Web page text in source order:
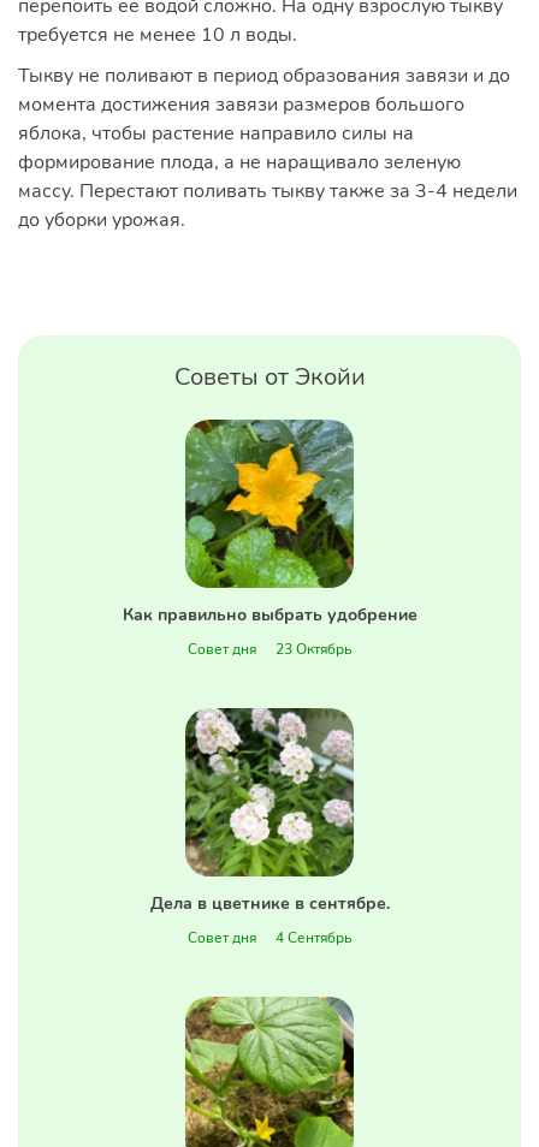
перепоить ее водой сложно. На одну взрослую тыкву
требуется не менее 10 л воды.
Тыкву не поливают в период образования завязи и до
момента достижения завязи размеров большого
яблока, чтобы растение направило силы на
формирование плода, а не наращивало зеленую
массу. Перестают поливать тыкву также за 3-4 недели
до уборки урожая.
Советы от Экойи
Как правильно выбрать удобрение
Совет дня 23 Октябрь
Дела в цветнике в сентябре.
Совет дня 4 Сентябрь